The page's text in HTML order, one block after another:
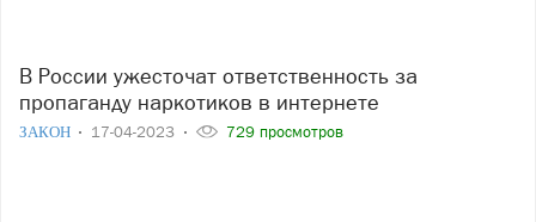
В России ужесточат ответственность за
пропаганду наркотиков в интернете
ЗАКОН 17-04-2023 729 просмотров